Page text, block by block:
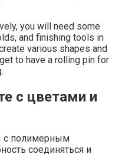
you will need some
and finishing tools in
various shapes and
to have a rolling pin for
с цветами и
с полимерным
соединяться и